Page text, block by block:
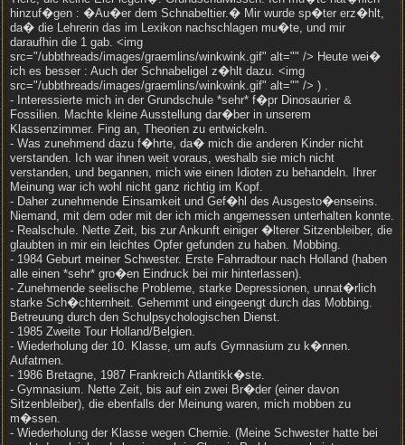
hinzuf�gen : �Au�er dem Schnabeltier.� Mir wurde sp�ter erz�hlt,
da� die Lehrerin das im Lexikon nachschlagen mu�te, und mir
daraufhin die 1 gab. <img
src="/ubbthreads/images/graemlins/winkwink.gif" alt="" /> Heute wei�
ich es besser : Auch der Schnabeligel z�hlt dazu. <img
src="/ubbthreads/images/graemlins/winkwink.gif" alt="" /> ) .
- Interessierte mich in der Grundschule *sehr* f�pr Dinosaurier &
Fossilien. Machte kleine Ausstellung dar�ber in unserem
Klassenzimmer. Fing an, Theorien zu entwickeln.
- Was zunehmend dazu f�hrte, da� mich die anderen Kinder nicht
verstanden. Ich war ihnen weit voraus, weshalb sie mich nicht
verstanden, und begannen, mich wie einen Idioten zu behandeln. Ihrer
Meinung war ich wohl nicht ganz richtig im Kopf.
- Daher zunehmende Einsamkeit und Gef�hl des Ausgesto�enseins.
Niemand, mit dem oder mit der ich mich angemessen unterhalten konnte.
- Realschule. Nette Zeit, bis zur Ankunft einiger �lterer Sitzenbleiber, die
glaubten in mir ein leichtes Opfer gefunden zu haben. Mobbing.
- 1984 Geburt meiner Schwester. Erste Fahrradtour nach Holland (haben
alle einen *sehr* gro�en Eindruck bei mir hinterlassen).
- Zunehmende seelische Probleme, starke Depressionen, unnat�rlich
starke Sch�chternheit. Gehemmt und eingeengt durch das Mobbing.
Betreuung durch den Schulpsychologischen Dienst.
- 1985 Zweite Tour Holland/Belgien.
- Wiederholung der 10. Klasse, um aufs Gymnasium zu k�nnen.
Aufatmen.
- 1986 Bretagne, 1987 Frankreich Atlantikk�ste.
- Gymnasium. Nette Zeit, bis auf ein zwei Br�der (einer davon
Sitzenbleiber), die ebenfalls der Meinung waren, mich mobben zu
m�ssen.
- Wiederholung der Klasse wegen Chemie. (Meine Schwester hatte bei